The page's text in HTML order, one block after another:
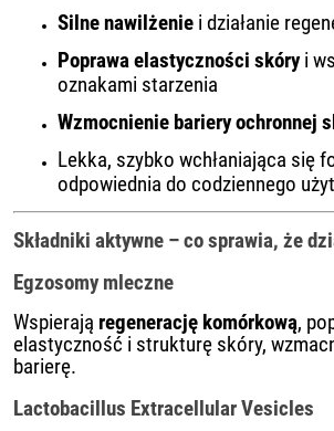
Silne nawilżenie i działanie
Poprawa elastyczności skóryi
oznakami starzenia
Wzmocnienie bariery ochronnej
Lekka, szybko wchłaniająca się
odpowiednia do codziennego
Składniki aktywne – co sprawia, że
Egzosomy mleczne
Wspierają regenerację komórkową,
elastyczność i strukturę skóry,
barierę.
Lactobacillus Extracellular Vesicles